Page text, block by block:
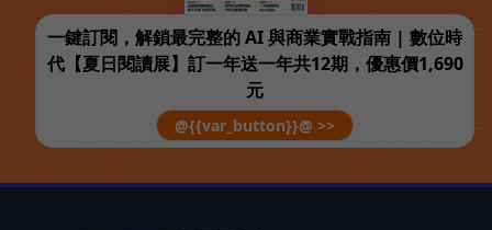
一鍵訂閱，解鎖最完整的 AI 與商業實戰指南 | 數位時
代【夏日閱讀展】訂一年送一年共12期，優惠價1,690
元
@{{var_button}}@ >>